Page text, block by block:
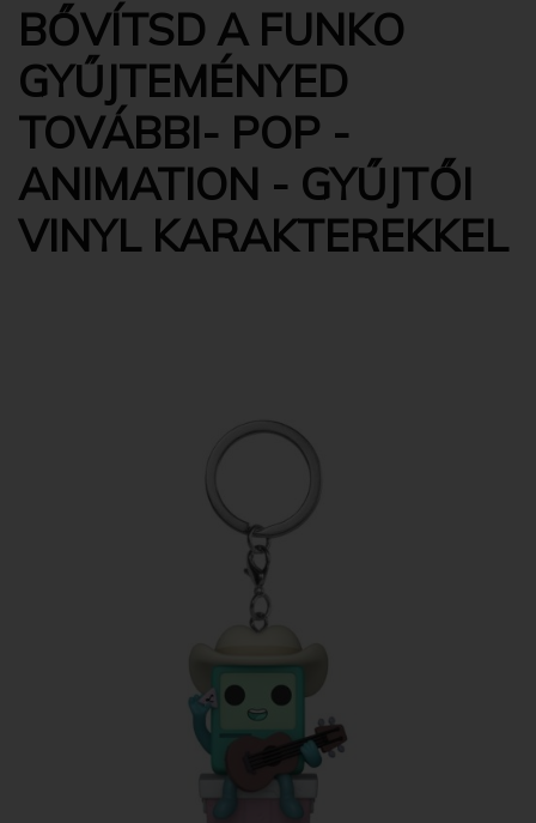
BŐVÍTSD A FUNKO
GYŰJTEMÉNYED
TOVÁBBI- POP -
ANIMATION - GYŰJTŐI
VINYL KARAKTEREKKEL